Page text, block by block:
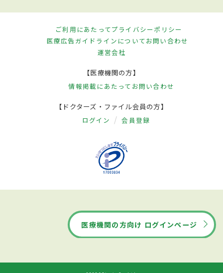
ご利用にあたってプライバシーポリシー
医療広告ガイドラインについてお問い合わせ
運営会社
【医療機関の方】
情報掲載にあたって お問い合わせ
【ドクターズ・ファイル会員の方】
ログイン 会員登録
医療機関の方向け ログインページ